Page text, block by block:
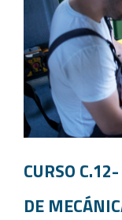
CURSO
DE